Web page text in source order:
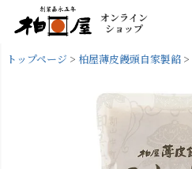
オンライン
ショップ
トップページ 柏屋薄皮饅頭自家製餡